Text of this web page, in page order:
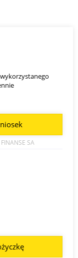
wykorzystanego
SA